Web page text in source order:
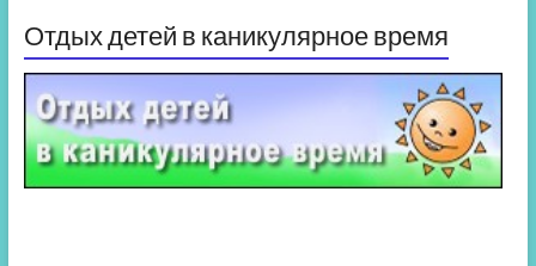
Отдых детей в каникулярное время